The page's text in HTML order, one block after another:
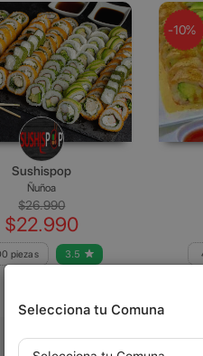
Selecciona tu Comuna
Sushispop
Ñuñoa
$26.990
$22.990
piezas 3.5
-10%